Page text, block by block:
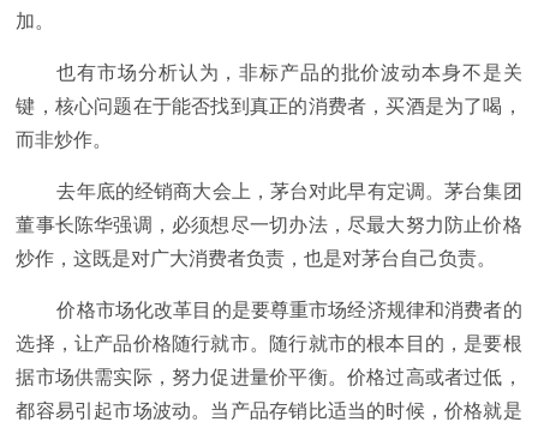
加。
也有市场分析认为，非标产品的批价波动本身不是关
键，核心问题在于能否找到真正的消费者，买酒是为了喝，
而非炒作。
去年底的经销商大会上，茅台对此早有定调。茅台集团
董事长陈华强调，必须想尽一切办法，尽最大努力防止价格
炒作，这既是对广大消费者负责，也是对茅台自己负责。
价格市场化改革目的是要尊重市场经济规律和消费者的
选择，让产品价格随行就市。随行就市的根本目的，是要根
据市场供需实际，努力促进量价平衡。价格过高或者过低，
都容易引起市场波动。当产品存销比适当的时候，价格就是